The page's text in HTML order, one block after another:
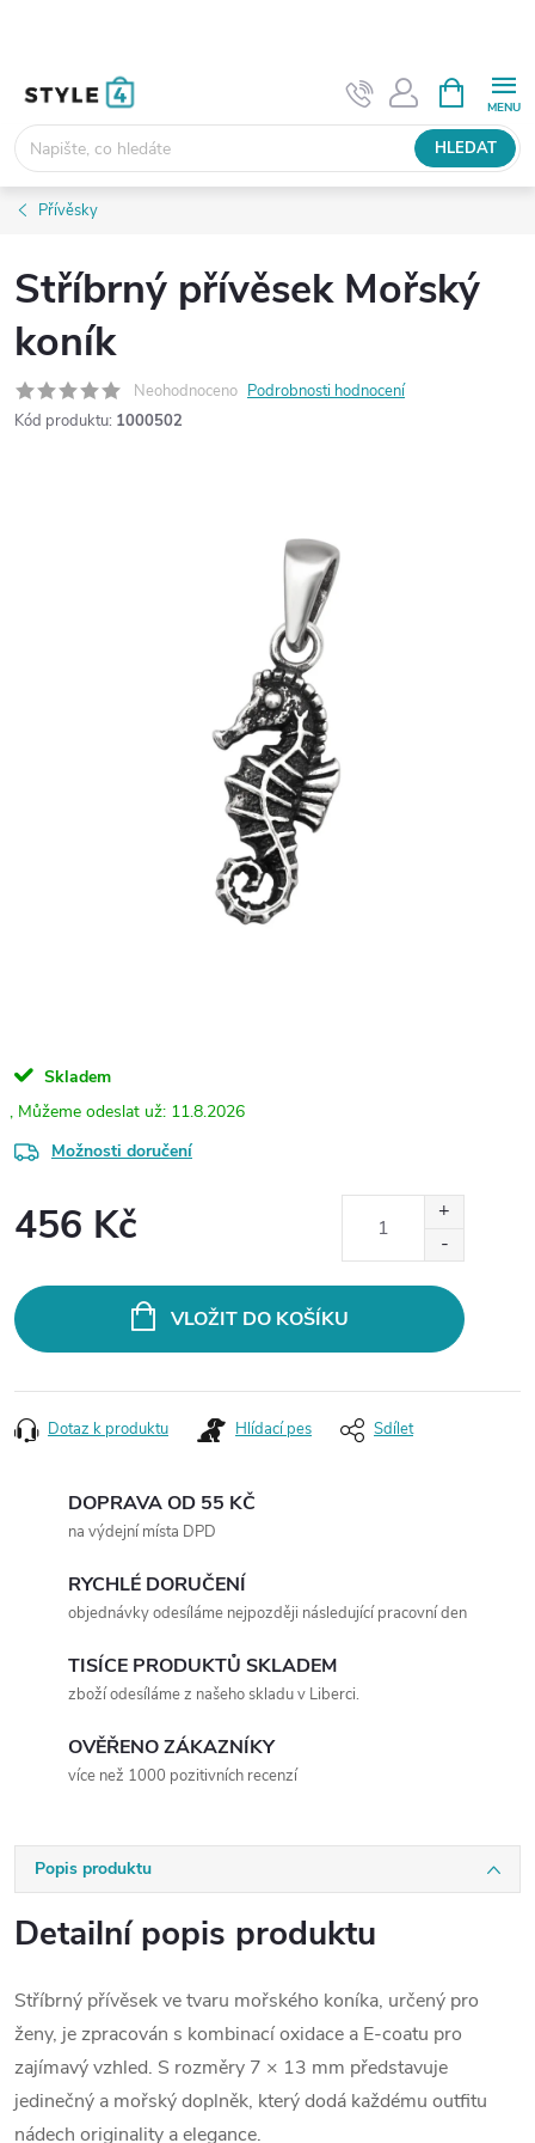
HLEDAT
NÁKUPNÍ
KOŠÍK
Přívěsky
Stříbrný přívěsek Mořský
koník
Neohodnoceno Podrobnosti hodnocení
Kód produktu: 1000502
Skladem
11.8.2026
Možnosti doručení
456 Kč
VLOŽIT DO KOŠÍKU
Dotaz k produktu Hlídací pes Sdílet
DOPRAVA OD 55 KČ
na výdejní místa DPD
RYCHLÉ DORUČENÍ
objednávky odesíláme nejpozději následující pracovní den
TISÍCE PRODUKTŮ SKLADEM
zboží odesíláme z našeho skladu v Liberci.
OVĚŘENO ZÁKAZNÍKY
více než 1000 pozitivních recenzí
Popis produktu
Detailní popis produktu
Stříbrný přívěsek ve tvaru mořského koníka, určený pro
ženy, je zpracován s kombinací oxidace a E-coatu pro
zajímavý vzhled. S rozměry 7 × 13 mm představuje
jedinečný a mořský doplněk, který dodá každému outfitu
nádech originality a elegance.